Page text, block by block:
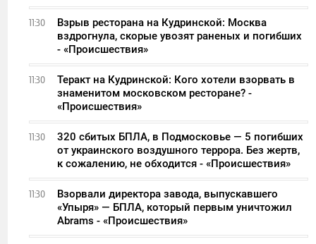
11:30
Взрыв ресторана на Кудринской: Москва
вздрогнула, скорые увозят раненых и погибших
- «Происшествия»
11:30
Теракт на Кудринской: Кого хотели взорвать в
знаменитом московском ресторане? -
«Происшествия»
11:30
320 сбитых БПЛА, в Подмосковье — 5 погибших
от украинского воздушного террора. Без жертв,
к сожалению, не обходится - «Происшествия»
11:30
Взорвали директора завода, выпускавшего
«Упыря» — БПЛА, который первым уничтожил
Abrams - «Происшествия»